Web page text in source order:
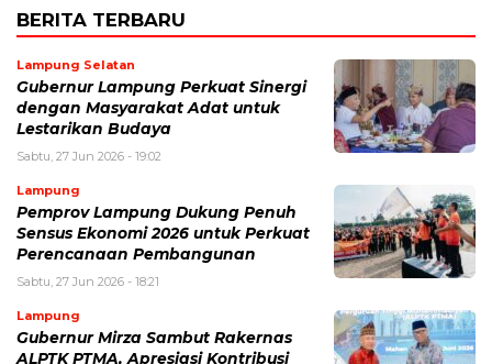
BERITA TERBARU
Lampung Selatan
Gubernur Lampung Perkuat Sinergi
dengan Masyarakat Adat untuk
Lestarikan Budaya
Sabtu, 27 Jun 2026 - 19:02
Lampung
Pemprov Lampung Dukung Penuh
Sensus Ekonomi 2026 untuk Perkuat
Perencanaan Pembangunan
Sabtu, 27 Jun 2026 - 18:21
Lampung
Gubernur Mirza Sambut Rakernas
ALPTK PTMA, Apresiasi Kontribusi